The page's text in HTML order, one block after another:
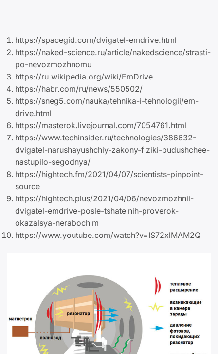
https://spacegid.com/dvigatel-emdrive.html
https://naked-science.ru/article/nakedscience/strasti-
po-nevozmozhnomu
https://ru.wikipedia.org/wiki/EmDrive
https://habr.com/ru/news/550502/
https://sneg5.com/nauka/tehnika-i-tehnologii/em-
drive.html
https://masterok.livejournal.com/7054761.html
https://www.techinsider.ru/technologies/386632-
dvigatel-narushayushchiy-zakony-fiziki-budushchee-
nastupilo-segodnya/
https://hightech.fm/2021/04/07/scientists-pinpoint-
source
https://hightech.plus/2021/04/06/nevozmozhnii-
dvigatel-emdrive-posle-tshatelnih-proverok-
okazalsya-nerabochim
https://www.youtube.com/watch?v=IS72xlMAM2Q